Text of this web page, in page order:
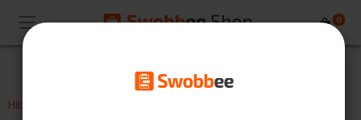
0
Hilfe